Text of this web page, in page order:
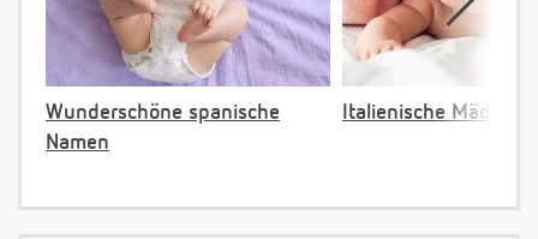
Wunderschöne spanische
Namen
Italienische